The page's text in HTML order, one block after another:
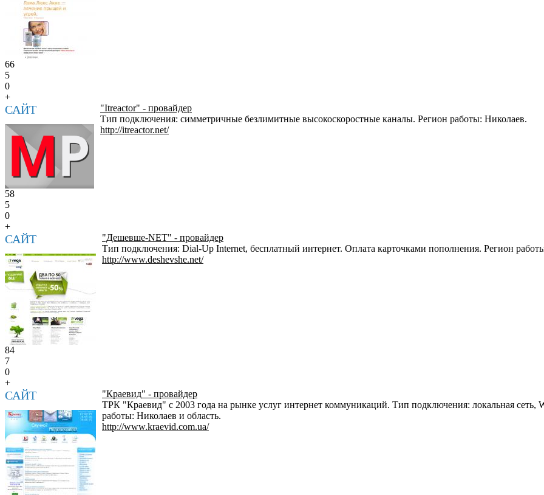
66
5
0
+
САЙТ
"Itreactor" - провайдер
Тип подключения: симметричные безлимитные высокоскоростные каналы. Регион работы: Николаев.
http://itreactor.net/
58
5
0
+
САЙТ
"Дешевше-NET" - провайдер
Тип подключения: Dial-Up Internet, бесплатный интернет. Оплата карточками пополнения. Регион
http://www.deshevshe.net/
84
7
0
+
САЙТ
"Краевид" - провайдер
ТРК "Краевид" с 2003 года на рынке услуг интернет коммуникаций. Тип подключения: локальная сеть,
работы: Николаев и область.
http://www.kraevid.com.ua/